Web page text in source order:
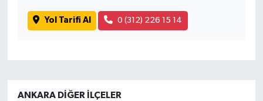
Yol Tarifi Al 0 (312) 226 15 14
ANKARA DIĞER İLÇELER